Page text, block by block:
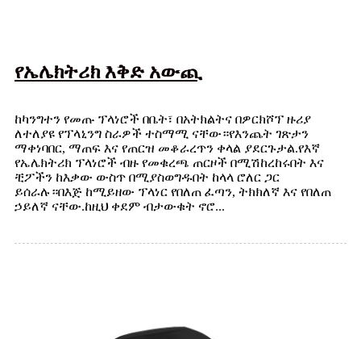
የኤሌክትሪክ እቅድ አውጪ
ከካንግተን የመጡ ፕላነሮች በቤት፣ በአትክልትና በዎርክሾፕ ዙሪያ
ለተለያዩ የፕላኒንግ ስራዎች ተስማሚ ናቸው።የእንጨት ገጽታን
ማቀነባበር, ማጠፍ እና የጠርዝ መቆራረጥን ቀላል ያደርጉታል.የእኛ
የኤሌክትሪክ ፕላነሮች ብዙ የመቁረጫ ጠርዞች በሚሽከረከሩበት እና
ቺፖችን ከእቃው ውስጥ በሚያስወግዱበት ከላላ ሮለር ጋር
ይሰራሉ።በእጅ ከሚይዘው ፕላነር የበለጠ ፈጣን, ትክክለኛ እና የበለጠ
ኃይለኛ ናቸው.ከዚህ ቀደም ብታውቁት ኖሮ...